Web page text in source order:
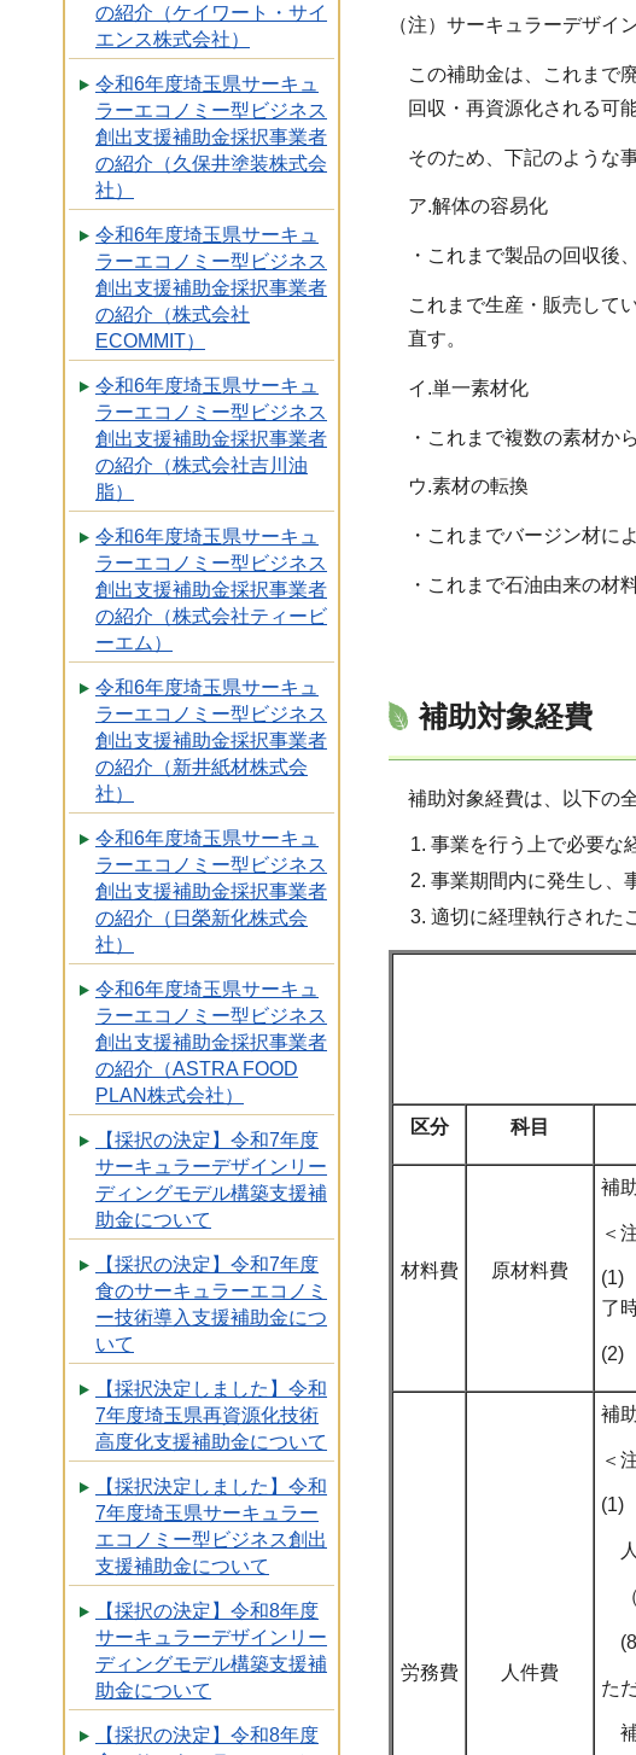
の紹介（ケイワート・サイ
エンス株式会社）
令和6年度埼玉県サーキュ
ラーエコノミー型ビジネス
創出支援補助金採択事業者
の紹介（久保井塗装株式会
社）
令和6年度埼玉県サーキュ
ラーエコノミー型ビジネス
創出支援補助金採択事業者
の紹介（株式会社
ECOMMIT）
令和6年度埼玉県サーキュ
ラーエコノミー型ビジネス
創出支援補助金採択事業者
の紹介（株式会社吉川油
脂）
令和6年度埼玉県サーキュ
ラーエコノミー型ビジネス
創出支援補助金採択事業者
の紹介（株式会社ティービ
ーエム）
令和6年度埼玉県サーキュ
ラーエコノミー型ビジネス
創出支援補助金採択事業者
の紹介（新井紙材株式会
社）
令和6年度埼玉県サーキュ
ラーエコノミー型ビジネス
創出支援補助金採択事業者
の紹介（日榮新化株式会
社）
令和6年度埼玉県サーキュ
ラーエコノミー型ビジネス
創出支援補助金採択事業者
の紹介（ASTRA FOOD
PLAN株式会社）
【採択の決定】令和7年度
サーキュラーデザインリー
ディングモデル構築支援補
助金について
【採択の決定】令和7年度
食のサーキュラーエコノミ
ー技術導入支援補助金につ
いて
【採択決定しました】令和
7年度埼玉県再資源化技術
高度化支援補助金について
【採択決定しました】令和
7年度埼玉県サーキュラー
エコノミー型ビジネス創出
支援補助金について
【採択の決定】令和8年度
サーキュラーデザインリー
ディングモデル構築支援補
助金について
【採択の決定】令和8年度
（注）サーキュラーデザイ
この補助金は、これまで
回収・再資源化される可
そのため、下記のような
ア.解体の容易化
・これまで製品の回収後
これまで生産・販売して
直す。
イ.単一素材化
・これまで複数の素材か
ウ.素材の転換
・これまでバージン材に
・これまで石油由来の材
補助対象経費
補助対象経費は、以下の
事業を行う上で必要な
事業期間内に発生し、
適切に経理執行された
区分 科目
材料費 原材料費
補
＜
(1)
了
(2)
労務費 人件費
補
＜
(1)
人
（
(8
た
補